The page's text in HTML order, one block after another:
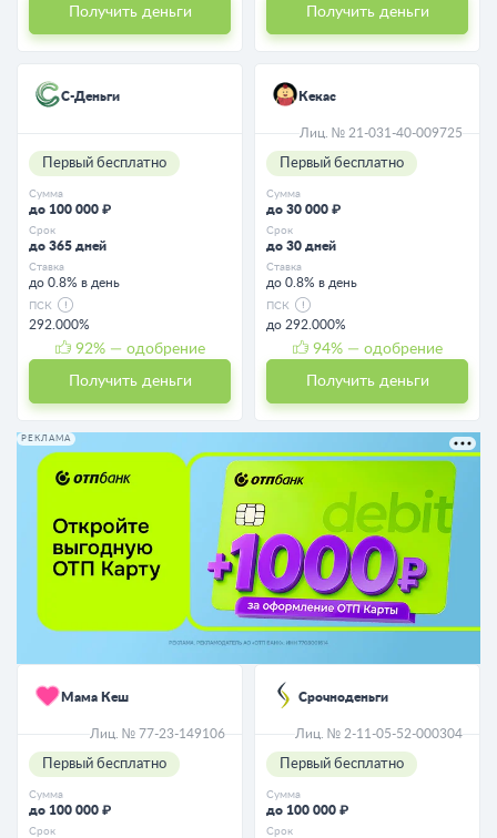
Получить деньги Получить деньги
С-Деньги
Первый бесплатно
Сумма
до 100 000 ₽
Срок
до 365 дней
Ставка
до 0.8% в день
ПСК
292.000%
92% — одобрение
Получить деньги
Кекас
Лиц. № 21-031-40-009725
Первый бесплатно
Сумма
до 30 000 ₽
Срок
до 30 дней
Ставка
до 0.8% в день
ПСК
до 292.000%
94% — одобрение
Получить деньги
РЕКЛАМА
Мама Кеш
Лиц. № 77-23-149106
Первый бесплатно
Сумма
до 100 000 ₽
Срок
Срочноденьги
Лиц. № 2-11-05-52-000304
Первый бесплатно
Сумма
до 100 000 ₽
Срок